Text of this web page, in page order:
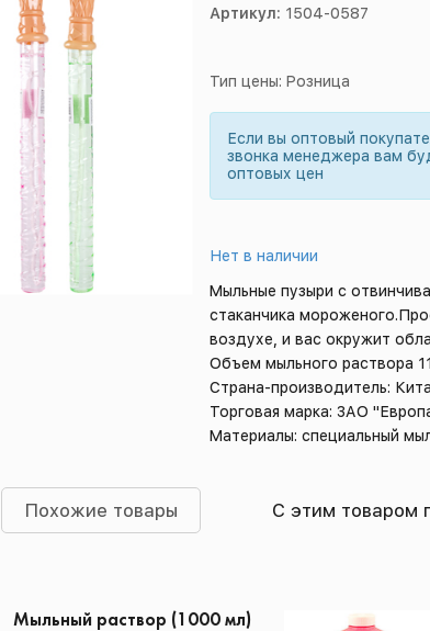
Артикул: 1504-0587
Тип цены: Розница
Если вы оптовый
звонка менеджера вам
оптовых цен
Нет в наличии
Мыльные пузыри с
стаканчика
воздухе, и вас окружит
Объем мыльного раствора
Страна-производитель:
Торговая марка: ЗАО
Материалы: специальный
Похожие товары С этим товаром
Мыльный раствор (1000 мл)